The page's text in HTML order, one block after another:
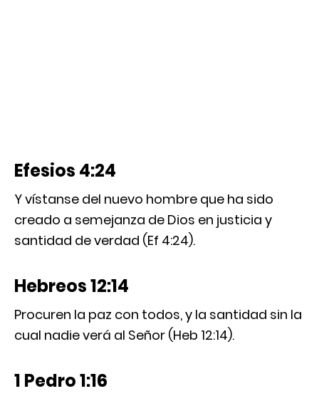
Efesios 4:24
Y vístanse del nuevo hombre que ha sido
creado a semejanza de Dios en justicia y
santidad de verdad (Ef 4:24).
Hebreos 12:14
Procuren la paz con todos, y la santidad sin la
cual nadie verá al Señor (Heb 12:14).
1 Pedro 1:16